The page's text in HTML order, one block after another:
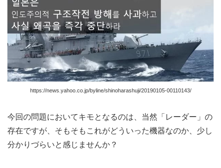
https://news.yahoo.co.jp/byline/shinoharashuji/20190105-00110143/
今回の問題においてキモとなるのは、当然「レーダー」の
存在ですが、そもそもこれがどういった機器なのか、少し
分かりづらいと感じませんか？